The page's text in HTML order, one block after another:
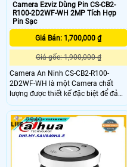
Camera Ezviz Dùng Pin CS-CB2-
R100-2D2WF-WH 2MP Tích Hợp
Pin Sạc
Giá Bán: 1,700,000 ₫
Giá gốc: 1,900,000 ₫
Camera An Ninh CS-CB2-R100-
2D2WF-WH là một Camera chất
lượng được thiết kế đặc biệt để đảm
bảo an toàn và an ninh cho căn nhà
hoặc văn phòng của bạn. Với khả
năng xem được ban đêm nhờ tích
hợp công nghệ Hồng Ngoại 10m,
bạn có thể theo dõi mọi hoạt động
xung quanh vào ban đêm một cách
2949